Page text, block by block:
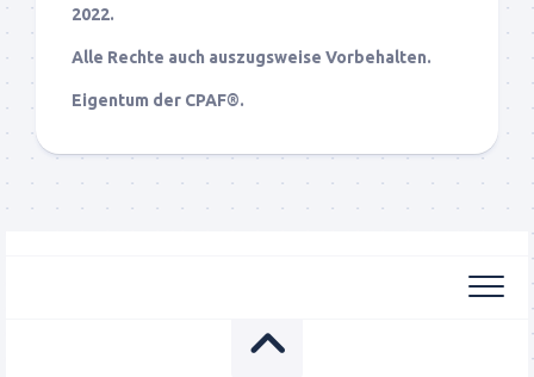
2022.
Alle Rechte auch auszugsweise Vorbehalten.
Eigentum der CPAF®.